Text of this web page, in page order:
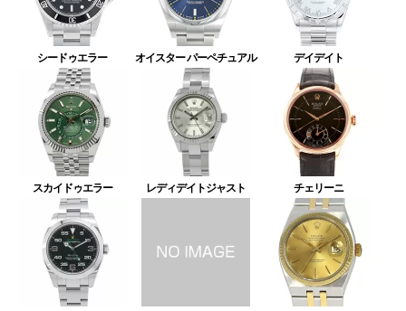
シードゥエラー オイスター パーペチュアル デイデイト
スカイドゥエラー レディデイトジャスト チェリーニ